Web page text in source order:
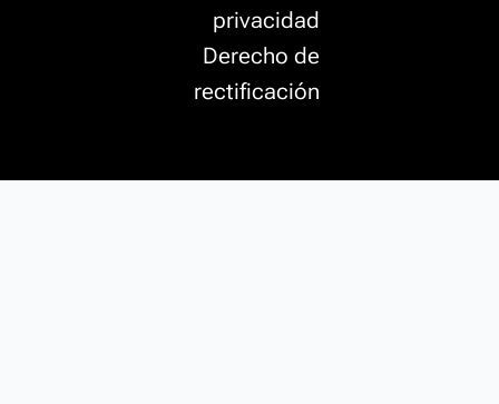
privacidad
Derecho de
rectificación